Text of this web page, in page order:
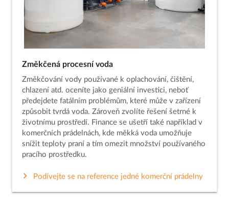
Změkčená procesní voda
Změkčování vody používané k oplachování, čištění,
chlazení atd. oceníte jako geniální investici, neboť
předejdete fatálním problémům, které může v zařízení
způsobit tvrdá voda. Zároveň zvolíte řešení šetrné k
životnímu prostředí. Finance se ušetří také například v
komerčních prádelnách, kde měkká voda umožňuje
snížit teploty praní a tím omezit množství používaného
pracího prostředku.
Podívejte se na reference jedné komerční prádelny